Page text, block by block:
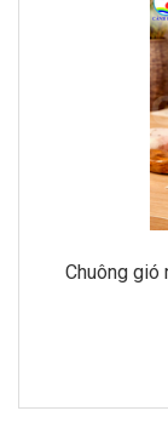
Chuông gió